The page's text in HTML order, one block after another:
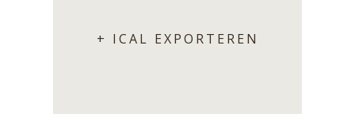
+ ICAL EXPORTEREN